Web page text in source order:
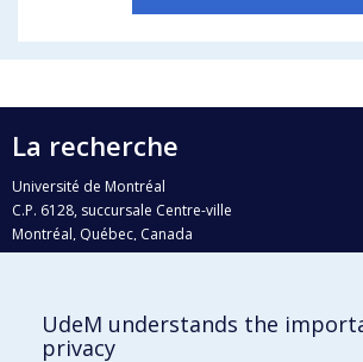
La recherche
Université de Montréal
C.P. 6128, succursale Centre-ville
Montréal, Québec, Canada
H3C 3J7
Qui fait quoi?
UdeM understands the
privacy